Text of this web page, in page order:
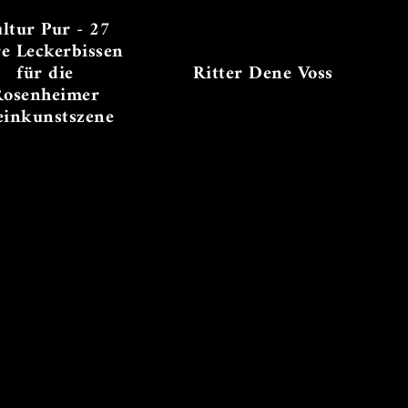
Pur - 27
Leckerbissen
für die Ritter Dene Voss